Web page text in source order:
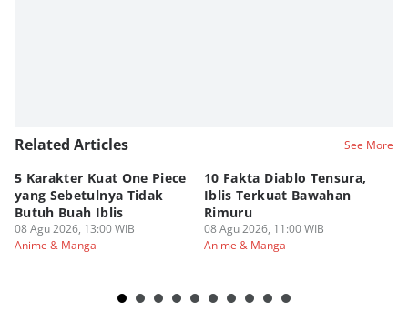
Related Articles See More
5 Karakter Kuat One Piece
yang Sebetulnya Tidak
Butuh Buah Iblis
08 Agu 2026, 13:00 WIB
Anime & Manga
10 Fakta Diablo Tensura,
Iblis Terkuat Bawahan
Rimuru
08 Agu 2026, 11:00 WIB
Anime & Manga